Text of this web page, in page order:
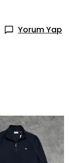
Yorum Yap